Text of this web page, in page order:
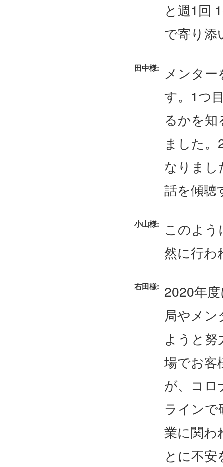
と週1回
で寄り添
田中様:
メンタ
す。1つ
るかを
ました
なりまし
話を傾聴
小山様:
このよ
然に行わ
右田様: 2020年
局やメ
ようと
場でお客
が、コロ
ラインで
業に関わ
とに不